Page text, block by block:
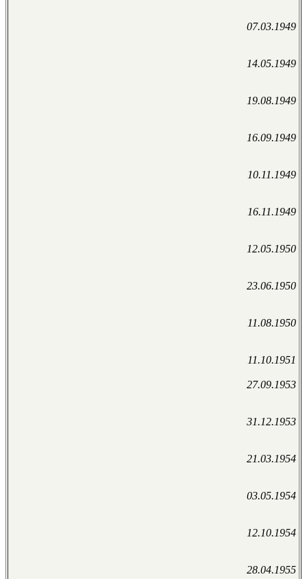
07.03.1949
14.05.1949
19.08.1949
16.09.1949
10.11.1949
16.11.1949
12.05.1950
23.06.1950
11.08.1950
11.10.1951
27.09.1953
31.12.1953
21.03.1954
03.05.1954
12.10.1954
28.04.1955